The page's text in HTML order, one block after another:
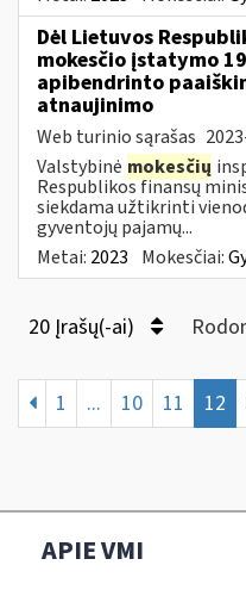
Dėl Lietuvos
mokesčio įstatymo
apibendrinto
atnaujinimo
Web turinio sąrašas
Valstybinė mokesčių
Respublikos finansų
siekdama užtikrinti
gyventojų pajamų...
Metai: 2023 Mokesčiai:
20 Įrašų(-ai)
1 ... 10 11 12
APIE VMI